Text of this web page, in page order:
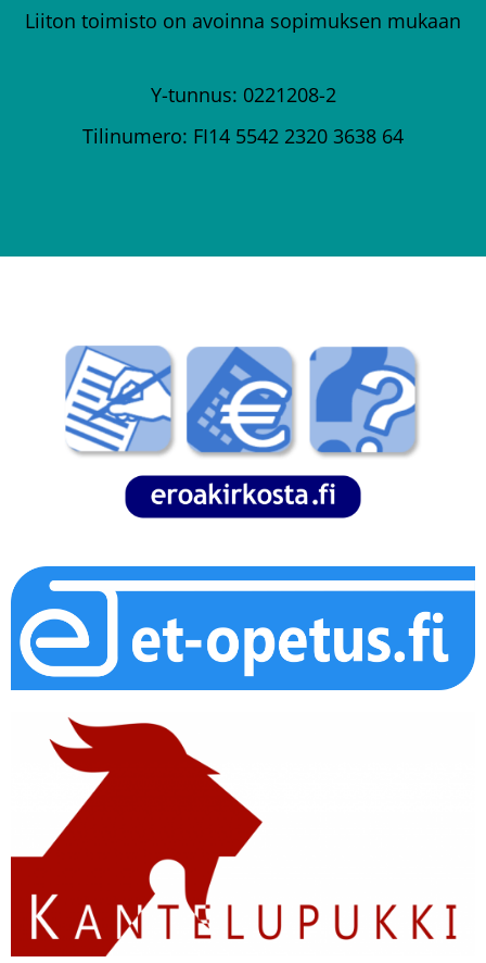
Liiton toimisto on avoinna sopimuksen mukaan
Y-tunnus: 0221208-2
Tilinumero: FI14 5542 2320 3638 64